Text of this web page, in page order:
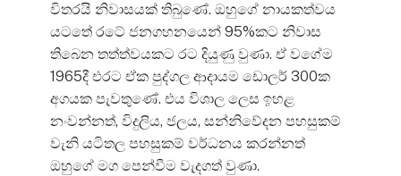
විතරයි නිවාසයක් තිබුණේ. ඔහුගේ නායකත්වය
යටතේ රටේ ජනගහනයෙන් 95%කට නිවාස
තිබෙන තත්ත්වයකට රට දියුණු වුණා. ඒ වගේම
1965දී එරට ඒක පුද්ගල ආදායම ඩොලර් 300ක
අගයක පැවතුණේ. එය විශාල ලෙස ඉහළ
නංවන්නත්, විදුලිය, ජලය, සන්නිවේදන පහසුකම්
වැනි යටිතල පහසුකම් වර්ධනය කරන්නත්
ඔහුගේ මග පෙන්වීම වැදගත් වුණා.